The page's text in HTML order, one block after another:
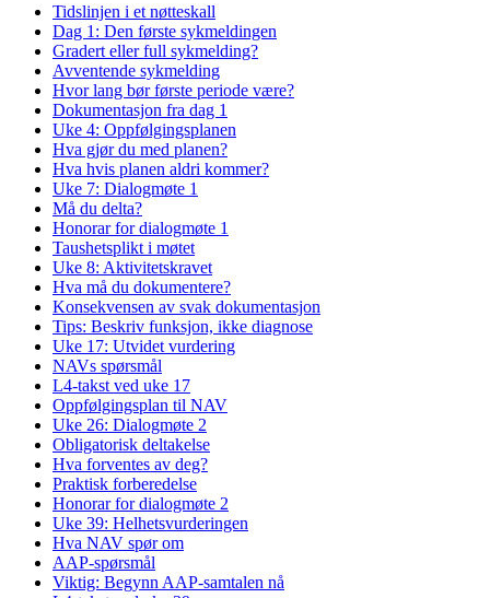
Tidslinjen i et nøtteskall
Dag 1: Den første sykmeldingen
Gradert eller full sykmelding?
Avventende sykmelding
Hvor lang bør første periode være?
Dokumentasjon fra dag 1
Uke 4: Oppfølgingsplanen
Hva gjør du med planen?
Hva hvis planen aldri kommer?
Uke 7: Dialogmøte 1
Må du delta?
Honorar for dialogmøte 1
Taushetsplikt i møtet
Uke 8: Aktivitetskravet
Hva må du dokumentere?
Konsekvensen av svak dokumentasjon
Tips: Beskriv funksjon, ikke diagnose
Uke 17: Utvidet vurdering
NAVs spørsmål
L4-takst ved uke 17
Oppfølgingsplan til NAV
Uke 26: Dialogmøte 2
Obligatorisk deltakelse
Hva forventes av deg?
Praktisk forberedelse
Honorar for dialogmøte 2
Uke 39: Helhetsvurderingen
Hva NAV spør om
AAP-spørsmål
Viktig: Begynn AAP-samtalen nå